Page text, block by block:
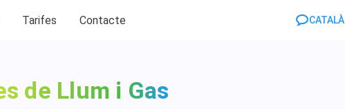
Tarifes Contacte CATALÀ
de Llum i Gas